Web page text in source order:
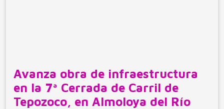
Avanza obra de infraestructura
en la 7ª Cerrada de Carril de
Tepozoco, en Almoloya del Río